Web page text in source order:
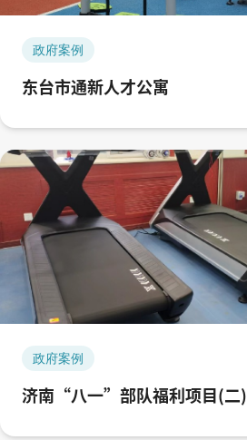
政府案例
东台市通新人才公寓
政府案例
济南“八一”部队福利项目(二)